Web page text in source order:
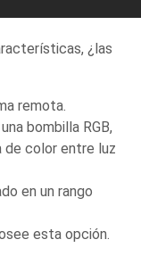
¿las
remota.
bombilla RGB,
color entre luz
en un rango
esta opción.